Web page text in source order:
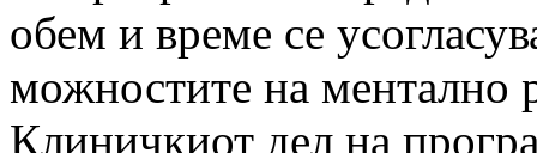
обем и време се
можностите на ментално
Клиничкиот дел на